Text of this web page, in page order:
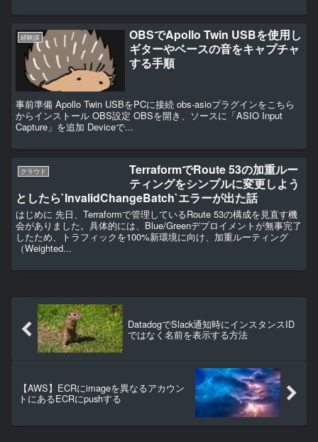
経験談
OBSでApollo Twin USBを使用し
ギターやベースの音をキャプチャ
する手順
事前準備 Apollo Twin USBをPCに接続 obs-asioプラグインをこちら
からインストール OBS設定 OBSを開き、ソースに「ASIO Input
Capture」を追加 Deviceで...
クラウド
TerraformでRoute 53の加重ルー
ティングをシンプルに変更しよう
としたら`InvalidChangeBatch`エラーが出た話
はじめに 先日、Terraformで管理しているRoute 53の構成を見直す機
会がありました。具体的には、Blue/Greenデプロイメントが無事完了
したため、トラフィックを100%新環境に向け、加重ルーティング
（Weighted...
DatadogでSlack通知時にインスタンスID
ではなく名前を表示する方法
【AWS】ECRにimageを異なるアカウン
トにあるECRにpushする